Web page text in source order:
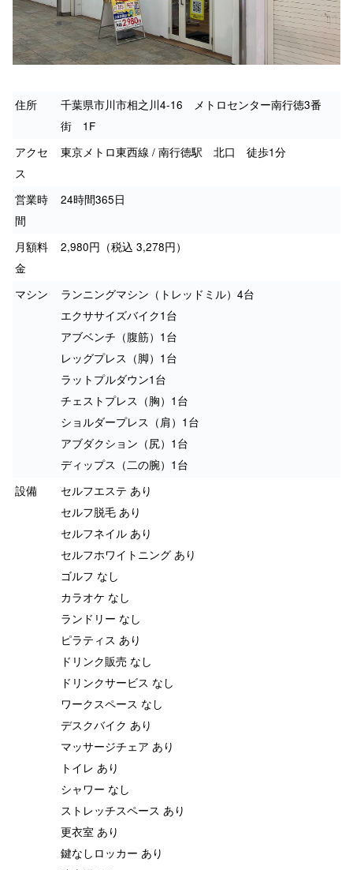
住所
千葉県市川市相之川4-16 メトロセンター南行徳3番
街 1F
アクセ
ス
東京メトロ東西線 / 南行徳駅 北口 徒歩1分
営業時
間
24時間365日
月額料
金
2,980円（税込 3,278円）
マシン
ランニングマシン（トレッドミル）4台
エクササイズバイク1台
アブベンチ（腹筋）1台
レッグプレス（脚）1台
ラットプルダウン1台
チェストプレス（胸）1台
ショルダープレス（肩）1台
アブダクション（尻）1台
ディップス（二の腕）1台
設備
セルフエステ あり
セルフ脱毛 あり
セルフネイル あり
セルフホワイトニング あり
ゴルフ なし
カラオケ なし
ランドリー なし
ピラティス あり
ドリンク販売 なし
ドリンクサービス なし
ワークスペース なし
デスクバイク あり
マッサージチェア あり
トイレ あり
シャワー なし
ストレッチスペース あり
更衣室 あり
鍵なしロッカー あり